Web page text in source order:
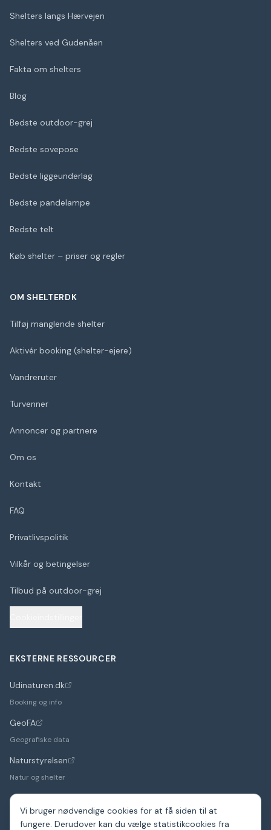
Vi bruger nødvendige cookies for at få siden til at
fungere. Derudover kan du vælge statistikcookies fra
Shelters langs Hærvejen
Shelters ved Gudenåen
Fakta om shelters
Blog
Bedste outdoor-grej
Bedste sovepose
Bedste liggeunderlag
Bedste pandelampe
Bedste telt
Køb shelter – priser og regler
OM SHELTERDK
Tilføj manglende shelter
Aktivér booking (shelter-ejere)
Vandreruter
Turvenner
Annoncer og partnere
Om os
Kontakt
FAQ
Privatlivspolitik
Vilkår og betingelser
Tilbud på outdoor-grej
EKSTERNE RESSOURCER
Udinaturen.dk
(åbner i nyt faneblad)
Booking og info
GeoFA
(åbner i nyt faneblad)
Geografiske data
Naturstyrelsen
(åbner i nyt faneblad)
Natur og shelter